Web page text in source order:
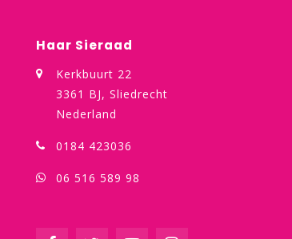
Haar Sieraad
Kerkbuurt 22
3361 BJ, Sliedrecht
Nederland
0184 423036
06 516 589 98